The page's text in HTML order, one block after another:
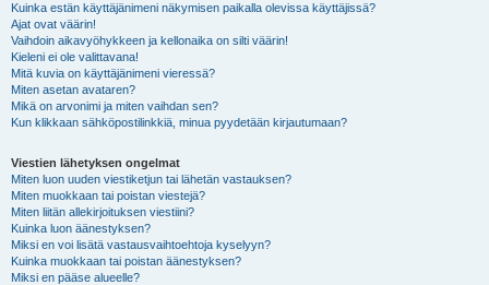
Kuinka estän käyttäjänimeni näkymisen paikalla olevissa käyttäjissä?
Ajat ovat väärin!
Vaihdoin aikavyöhykkeen ja kellonaika on silti väärin!
Kieleni ei ole valittavana!
Mitä kuvia on käyttäjänimeni vieressä?
Miten asetan avataren?
Mikä on arvonimi ja miten vaihdan sen?
Kun klikkaan sähköpostilinkkiä, minua pyydetään kirjautumaan?
Viestien lähetyksen ongelmat
Miten luon uuden viestiketjun tai lähetän vastauksen?
Miten muokkaan tai poistan viestejä?
Miten liitän allekirjoituksen viestiini?
Kuinka luon äänestyksen?
Miksi en voi lisätä vastausvaihtoehtoja kyselyyn?
Kuinka muokkaan tai poistan äänestyksen?
Miksi en pääse alueelle?